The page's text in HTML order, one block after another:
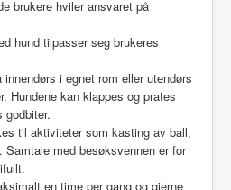
brukere hviler ansvaret på
hund tilpasser seg brukeres
i egnet rom eller utendørs
Hundene kan klappes og prates
godbiter.
til aktiviteter som kasting av ball,
Samtale med besøksvennen er for
en time per gang og gjerne